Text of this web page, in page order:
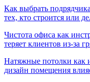
Как выбрать
тех, кто строится или
Чистота офиса как
теряет клиентов из-за
Натяжные потолки как
дизайн помещения